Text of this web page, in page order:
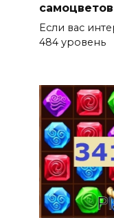
самоцветов
Если вас
484 уровень